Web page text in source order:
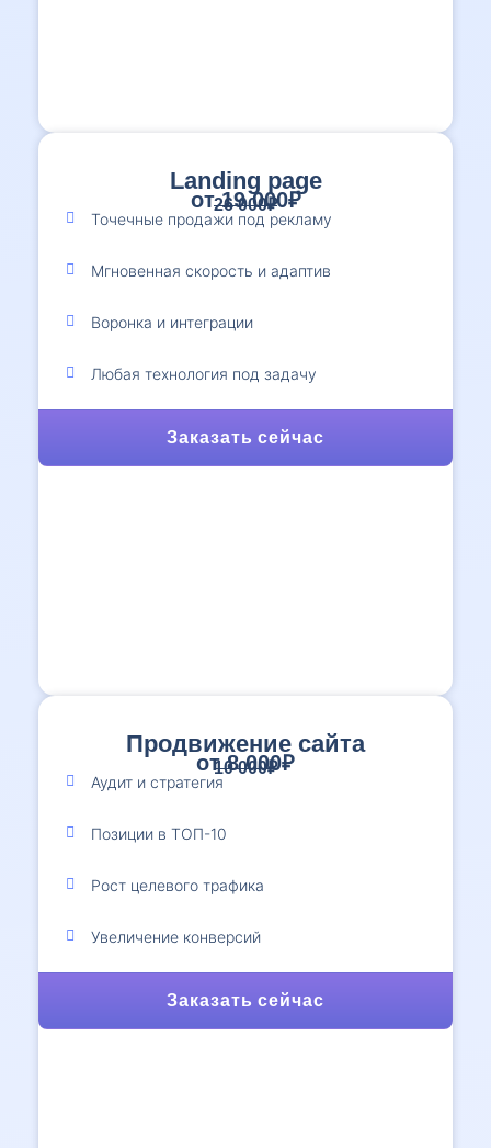
Landing page
от 19 000₽
26 000₽
Точечные продажи под рекламу
Мгновенная скорость и адаптив
Воронка и интеграции
Любая технология под задачу
Заказать сейчас
Продвижение сайта
от 8 000₽
10 000₽
Аудит и стратегия
Позиции в ТОП-10
Рост целевого трафика
Увеличение конверсий
Заказать сейчас